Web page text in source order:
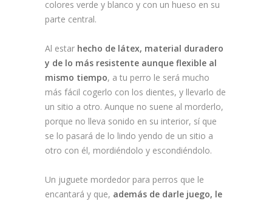
colores verde y blanco y con un hueso en su
parte central.
Al estar hecho de látex, material duradero
y de lo más resistente aunque flexible al
mismo tiempo, a tu perro le será mucho
más fácil cogerlo con los dientes, y llevarlo de
un sitio a otro. Aunque no suene al morderlo,
porque no lleva sonido en su interior, sí que
se lo pasará de lo lindo yendo de un sitio a
otro con él, mordiéndolo y escondiéndolo.
Un juguete mordedor para perros que le
encantará y que, además de darle juego, le